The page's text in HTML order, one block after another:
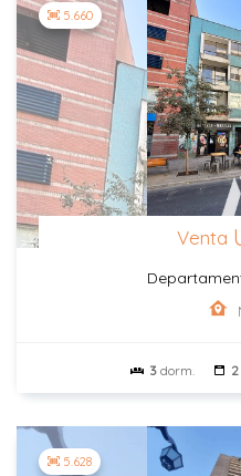
5.660
Venta
3dorm. 2
5.628